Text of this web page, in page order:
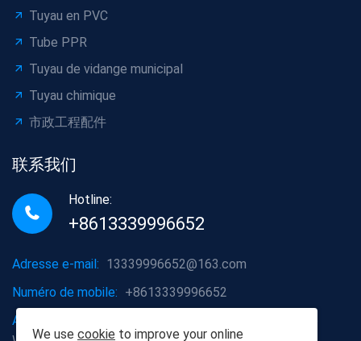
Tuyau en PVC
Tube PPR
Tuyau de vidange municipal
Tuyau chimique
市政工程配件
联系我们
Hotline:
+8613339996652
Adresse e-mail: 13339996652@163.com
Numéro de mobile: +8613339996652
Adresse de l'entreprise:
We use cookie to improve your online